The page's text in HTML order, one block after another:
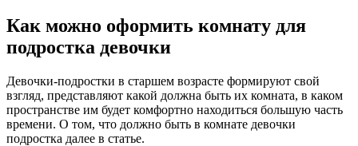
Как можно оформить комнату для
подростка девочки
Девочки-подростки в старшем возрасте формируют свой
взгляд, представляют какой должна быть их комната, в каком
пространстве им будет комфортно находиться большую часть
времени. О том, что должно быть в комнате девочки
подростка далее в статье.